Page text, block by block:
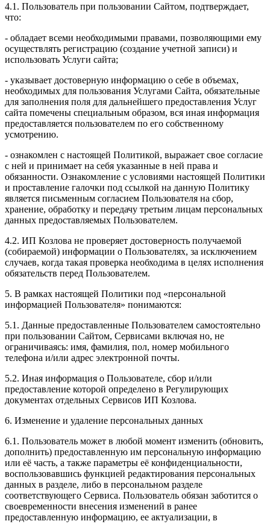
4.1. Пользователь при пользовании Сайтом, подтверждает,
что:
- обладает всеми необходимыми правами, позволяющими ему
осуществлять регистрацию (создание учетной записи) и
использовать Услуги сайта;
- указывает достоверную информацию о себе в объемах,
необходимых для пользования Услугами Сайта, обязательные
для заполнения поля для дальнейшего предоставления Услуг
сайта помечены специальным образом, вся иная информация
предоставляется пользователем по его собственному
усмотрению.
- ознакомлен с настоящей Политикой, выражает свое согласие
с ней и принимает на себя указанные в ней права и
обязанности. Ознакомление с условиями настоящей Политики
и проставление галочки под ссылкой на данную Политику
является письменным согласием Пользователя на сбор,
хранение, обработку и передачу третьим лицам персональных
данных предоставляемых Пользователем.
4.2. ИП Козлова не проверяет достоверность получаемой
(собираемой) информации о Пользователях, за исключением
случаев, когда такая проверка необходима в целях исполнения
обязательств перед Пользователем.
5. В рамках настоящей Политики под «персональной
информацией Пользователя» понимаются:
5.1. Данные предоставленные Пользователем самостоятельно
при пользовании Сайтом, Сервисами включая но, не
ограничиваясь: имя, фамилия, пол, номер мобильного
телефона и/или адрес электронной почты.
5.2. Иная информация о Пользователе, сбор и/или
предоставление которой определено в Регулирующих
документах отдельных Сервисов ИП Козлова.
6. Изменение и удаление персональных данных
6.1. Пользователь может в любой момент изменить (обновить,
дополнить) предоставленную им персональную информацию
или её часть, а также параметры её конфиденциальности,
воспользовавшись функцией редактирования персональных
данных в разделе, либо в персональном разделе
соответствующего Сервиса. Пользователь обязан заботится о
своевременности внесения изменений в ранее
предоставленную информацию, ее актуализации, в